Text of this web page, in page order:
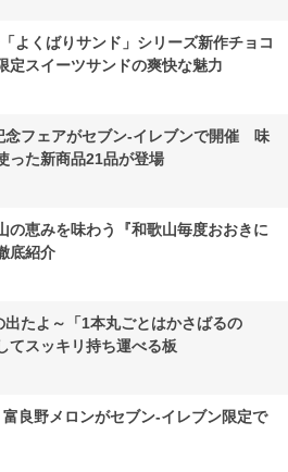
よくばりサンド」シリーズ新作チョコ
定スイーツサンドの爽快な魅力
念フェアがセブン-イレブンで開催 味
った新商品21品が登場
の恵みを味わう『和歌山毎度おおきに
底紹介
出たよ～「1本丸ごとはかさばるの
てスッキリ持ち運べる板
良野メロンがセブン‐イレブン限定で